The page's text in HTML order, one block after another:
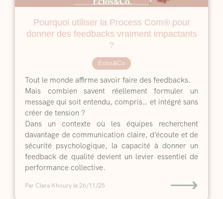
Pourquoi utiliser la Process Com® pour
donner des feedbacks vraiment impactants
?
Éclos&Co
Tout le monde affirme savoir faire des feedbacks.
Mais combien savent réellement formuler un
message qui soit entendu, compris… et intégré sans
créer de tension ?
Dans un contexte où les équipes recherchent
davantage de communication claire, d’écoute et de
sécurité psychologique, la capacité à donner un
feedback de qualité devient un levier essentiel de
performance collective.
Par Clara Khoury le 26/11/25 ⟶